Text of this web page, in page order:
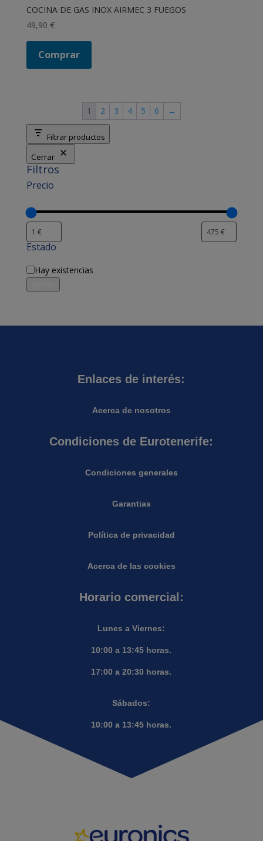
COCINA DE GAS INOX AIRMEC 3 FUEGOS
49,90 €
Comprar
1 2 3 4 5 6 →
Filtrar productos
Cerrar
Filtros
Precio
Estado
Disponibilidad
Hay existencias
Enlaces de interés:
Acerca de nosotros
Condiciones de Eurotenerife:
Condiciones generales
Garantias
Política de privacidad
Acerca de las cookies
Horario comercial:
Lunes a Viernes:
10:00 a 13:45 horas.
17:00 a 20:30 horas.
Sábados:
10:00 a 13:45 horas.